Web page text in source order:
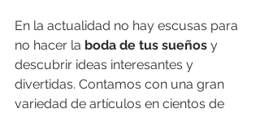
En la actualidad no hay escusas para
no hacer la boda de tus sueños y
descubrir ideas interesantes y
divertidas. Contamos con una gran
variedad de artículos en cientos de